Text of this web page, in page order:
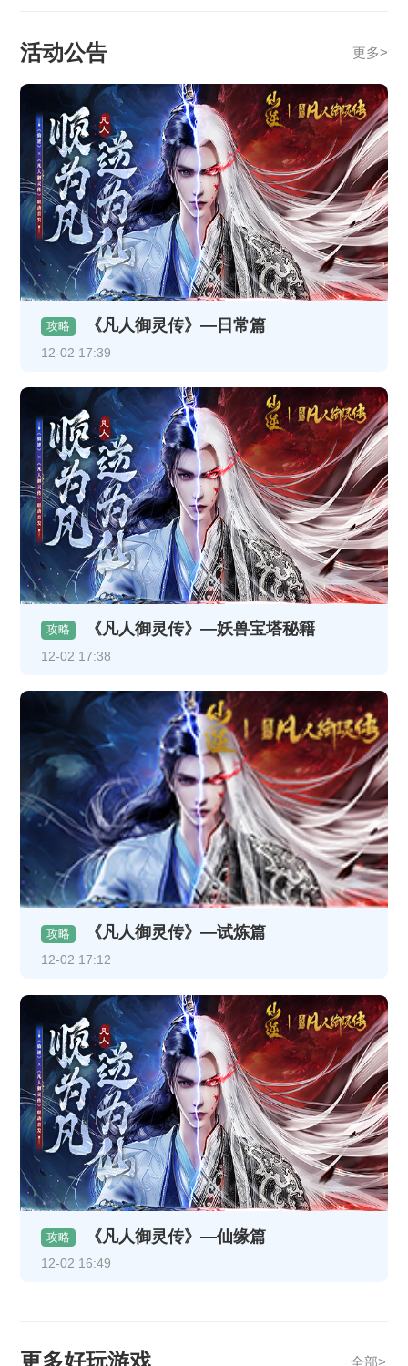
活动公告 更多>
攻略 《凡人御灵传》—日常篇
12-02 17:39
攻略 《凡人御灵传》—妖兽宝塔秘籍
12-02 17:38
攻略 《凡人御灵传》—试炼篇
12-02 17:12
攻略 《凡人御灵传》—仙缘篇
12-02 16:49
全部>